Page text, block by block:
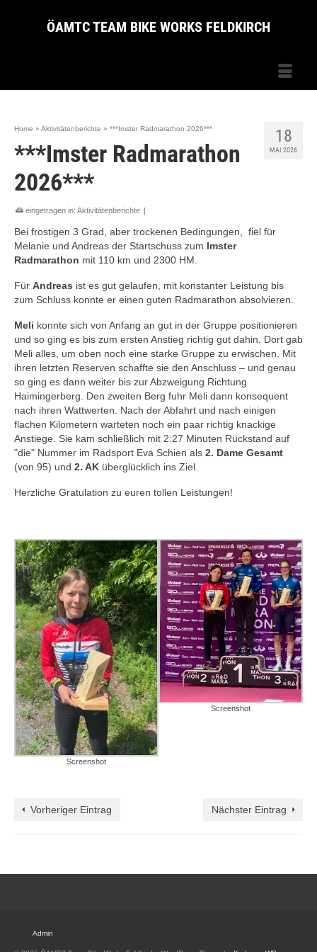
ÖAMTC TEAM BIKE WORKS FELDKIRCH
18
MAI 2026
Home » Aktivitätenberichte » ***Imster Radmarathon 2026***
***Imster Radmarathon
2026***
eingetragen in: Aktivitätenberichte |
Bei frostigen 3 Grad, aber trockenen Bedingungen, fiel für
Melanie und Andreas der Startschuss zum Imster
Radmarathon mit 110 km und 2300 HM.
Für Andreas ist es gut gelaufen, mit konstanter Leistung bis
zum Schluss konnte er einen guten Radmarathon absolvieren.
Meli konnte sich von Anfang an gut in der Gruppe positionieren
und so ging es bis zum ersten Anstieg richtig gut dahin. Dort gab
Meli alles, um oben noch eine starke Gruppe zu erwischen. Mit
ihren letzten Reserven schaffte sie den Anschluss – und genau
so ging es dann weiter bis zur Abzweigung Richtung
Haimingerberg. Den zweiten Berg fuhr Meli dann konsequent
nach ihren Wattwerten. Nach der Abfahrt und nach einigen
flachen Kilometern warteten noch ein paar richtig knackige
Anstiege. Sie kam schließlich mit 2:27 Minuten Rückstand auf
"die" Nummer im Radsport Eva Schien als 2. Dame Gesamt
(von 95) und 2. AK überglücklich ins Ziel.
Herzliche Gratulation zu euren tollen Leistungen!
Screenshot
Screenshot
Vorheriger Eintrag Nächster Eintrag
Admin